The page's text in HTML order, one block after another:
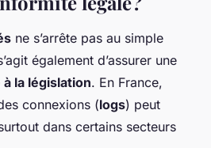
ne s’arrête pas au simple
également d’assurer une
la législation. En France,
connexions (logs) peut
dans certains secteurs